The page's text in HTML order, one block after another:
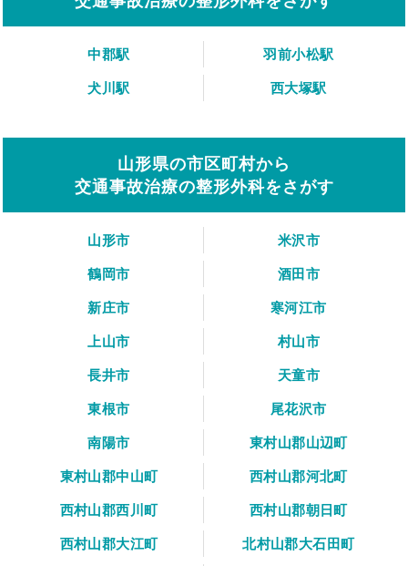
中郡駅
羽前小松駅
犬川駅
西大塚駅
山形県の市区町村から
交通事故治療の整形外科をさがす
山形市
米沢市
鶴岡市
酒田市
新庄市
寒河江市
上山市
村山市
長井市
天童市
東根市
尾花沢市
南陽市
東村山郡山辺町
東村山郡中山町
西村山郡河北町
西村山郡西川町
西村山郡朝日町
西村山郡大江町
北村山郡大石田町